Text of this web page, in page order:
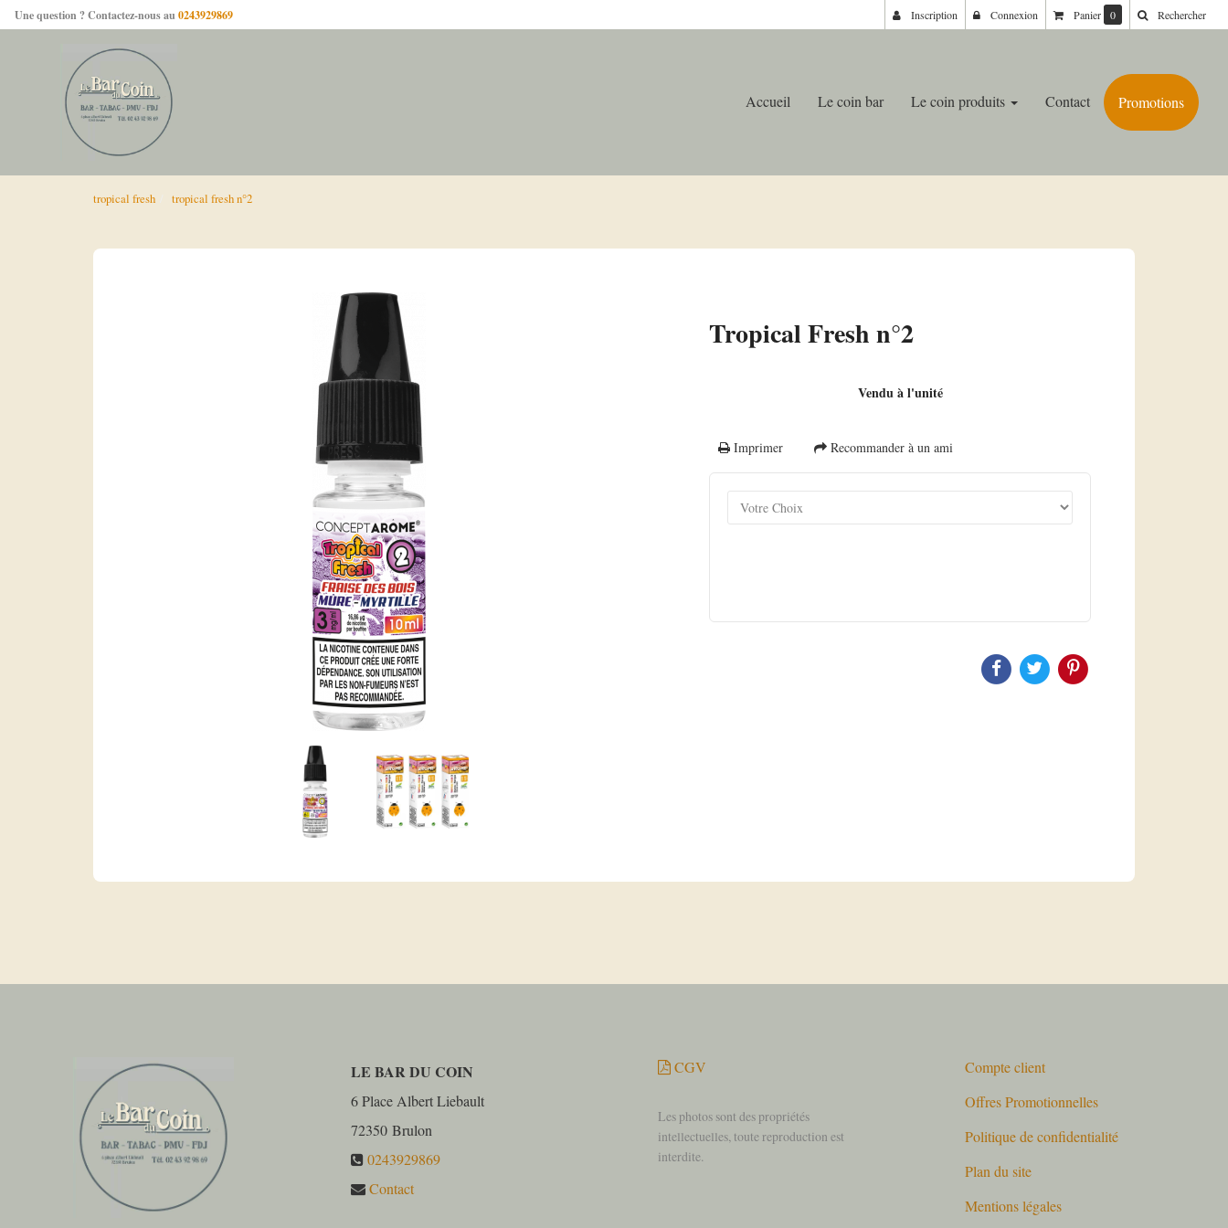
Accueil Le coin bar Le coin produits Contact Promotions
tropical fresh tropical fresh n°2
Tropical Fresh n°2
Vendu à l'unité
Imprimer Recommander à un ami
Une question ? Contactez-nous au 0243929869 Inscription Connexion Panier 0 Rechercher
LE BAR DU COIN
6 Place Albert Liebault
72350 Brulon
0243929869
Contact
CGV
Les photos sont des propriétés
intellectuelles, toute reproduction est
interdite.
Compte client
Offres Promotionnelles
Politique de confidentialité
Plan du site
Mentions légales